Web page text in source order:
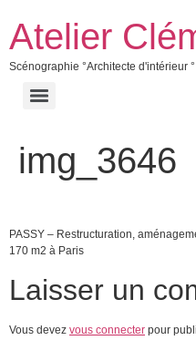
Atelier
Scénographie °Architecte d'intérieur
img_3646
PASSY – Restructuration,
170 m2 à Paris
Laisser un
Vous devez vous connecter pour